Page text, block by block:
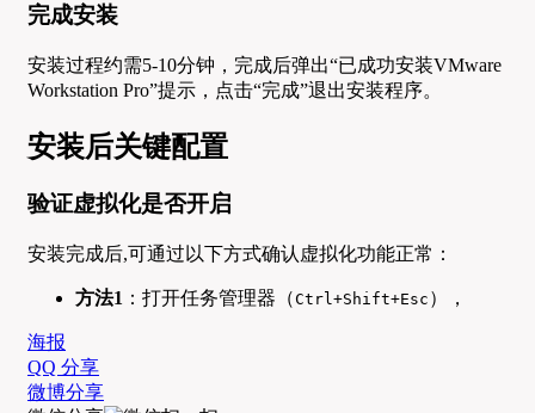
完成安装
安装过程约需5-10分钟，完成后弹出“已成功安装VMware
Workstation Pro”提示，点击“完成”退出安装程序。
安装后关键配置
验证虚拟化是否开启
安装完成后,可通过以下方式确认虚拟化功能正常：
方法1 ：打开任务管理器（Ctrl+Shift+Esc ），
海报
QQ 分享
微博分享